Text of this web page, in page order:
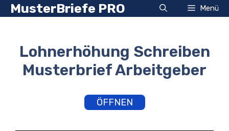
Zum
Inhalt
MusterBriefe PRO Menü
Lohnerhöhung Schreiben
Musterbrief Arbeitgeber
ÖFFNEN